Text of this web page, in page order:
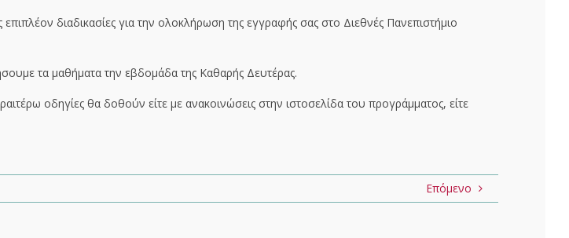
διαδικασίες για την ολοκλήρωση της εγγραφής σας στο Διεθνές Πανεπιστήμιο
τα μαθήματα την εβδομάδα της Καθαρής Δευτέρας.
οδηγίες θα δοθούν είτε με ανακοινώσεις στην ιστοσελίδα του προγράμματος, είτε
Επόμενο